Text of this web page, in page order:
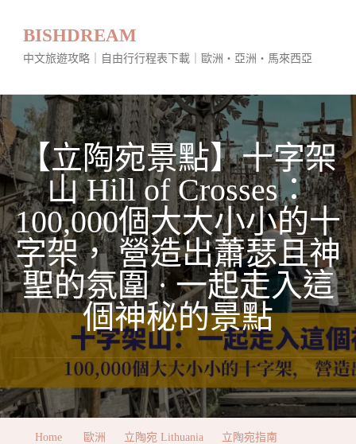
BISHDREAM
中文旅遊攻略｜自由行行程表下載｜歐洲・亞洲・馬來西亞
【立陶宛景點】十字架
山 Hill of Crosses：
100,000個大大小小的十
字架， 營造出蕭瑟且神
聖的氛圍 · 一起走入這
個神秘的景點
Home 歐洲 立陶宛 Lithuania
立陶宛指南